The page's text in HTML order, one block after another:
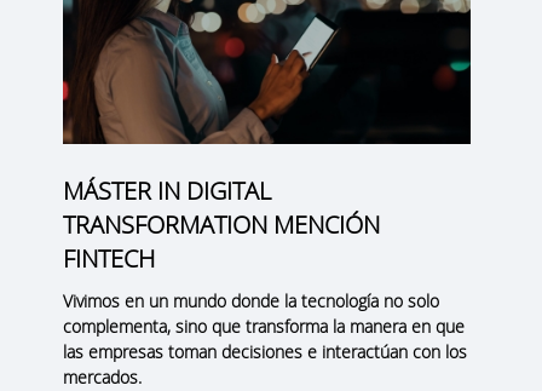
MÁSTER IN DIGITAL
TRANSFORMATION MENCIÓN
FINTECH
Vivimos en un mundo donde la tecnología no solo
complementa, sino que transforma la manera en que
las empresas toman decisiones e interactúan con los
mercados.